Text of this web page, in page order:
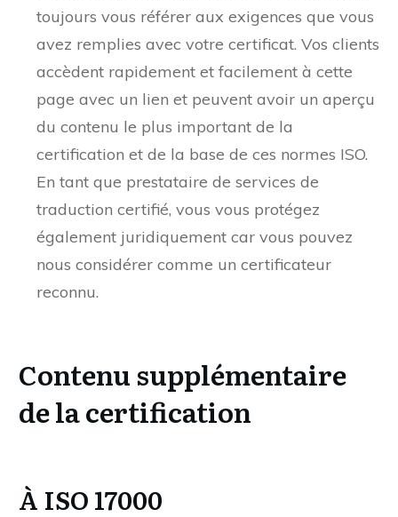
toujours vous référer aux exigences que vous
avez remplies avec votre certificat. Vos clients
accèdent rapidement et facilement à cette
page avec un lien et peuvent avoir un aperçu
du contenu le plus important de la
certification et de la base de ces normes ISO.
En tant que prestataire de services de
traduction certifié, vous vous protégez
également juridiquement car vous pouvez
nous considérer comme un certificateur
reconnu.
Contenu supplémentaire
de la certification